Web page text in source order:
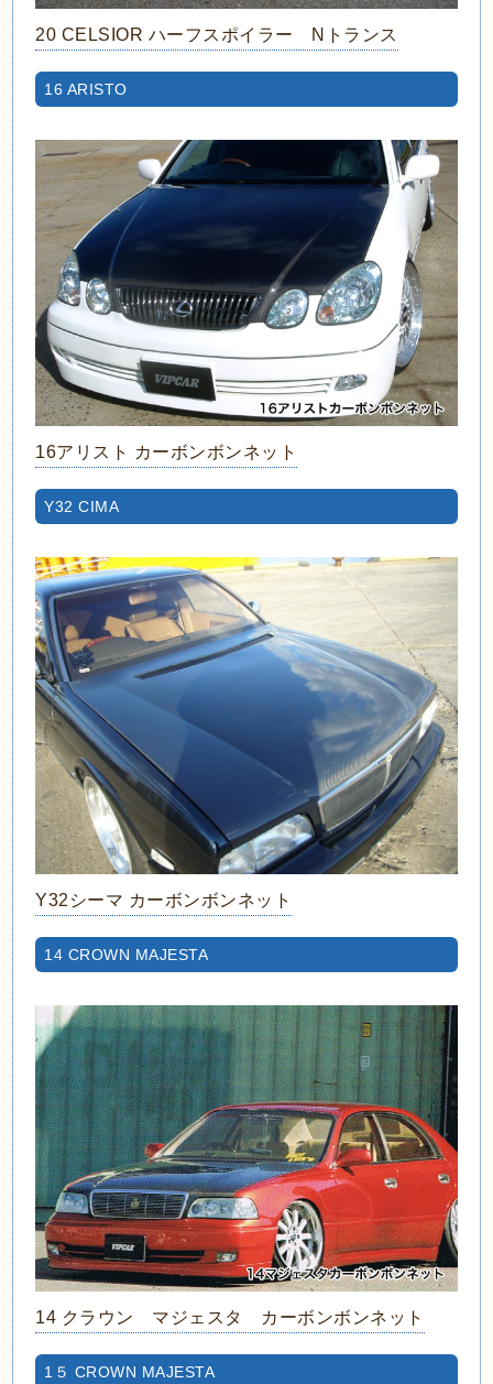
20 CELSIOR ハーフスポイラー Nトランス
16 ARISTO
16アリスト カーボンボンネット
Y32 CIMA
Y32シーマ カーボンボンネット
14 CROWN MAJESTA
14 クラウン マジェスタ カーボンボンネット
1５ CROWN MAJESTA